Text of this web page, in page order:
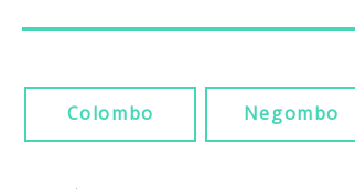
Colombo Negombo